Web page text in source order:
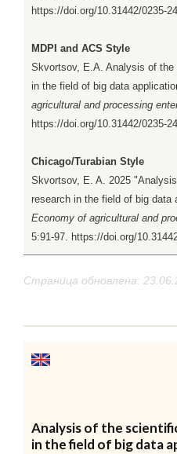
https://doi.org/10.31442/0235-
MDPI and ACS Style
Skvortsov, E.A. Analysis of
in the field of big data
agricultural and processing
https://doi.org/10.31442/0235-
Chicago/Turabian Style
Skvortsov, E. A. 2025
research in the field of big data
Economy of agricultural and
5:91-97. https://doi.org/
Страница обновлена:
Analysis of the
in the field of big data